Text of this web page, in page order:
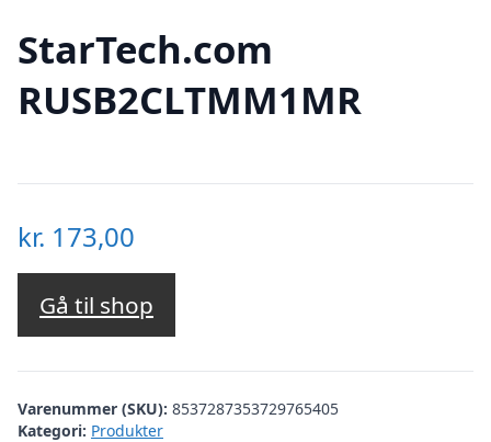
StarTech.com
RUSB2CLTMM1MR
kr. 173,00
Gå til shop
Varenummer (SKU): 8537287353729765405
Kategori: Produkter